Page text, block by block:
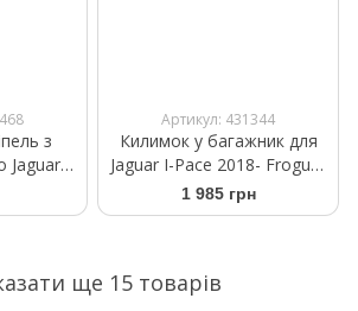
з
Jaguar
Артикул: 431344
Килимок у багажник для
Jaguar I-Pace 2018- Frogum
ProLine TM446366
1 985 грн
ще 15 товарів